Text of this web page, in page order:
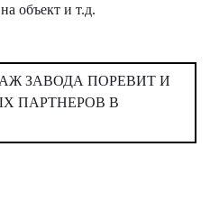
объект и т.д.
ЗАВОДА ПОРЕВИТ И
ПАРТНЕРОВ В